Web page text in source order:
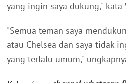
yang ingin saya dukung," kata
"Semua teman saya
atau Chelsea dan saya tidak
yang terlalu umum,"